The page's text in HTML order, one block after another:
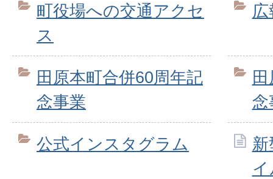
町役場への交通アクセ
ス
田原本町合併60周年記
念事業
念
公式インスタグラム